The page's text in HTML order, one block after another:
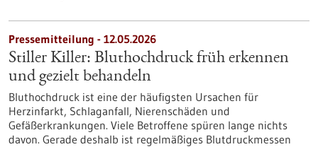
Pressemitteilung - 12.05.2026
Stiller Killer: Bluthochdruck früh erkennen
und gezielt behandeln
Bluthochdruck ist eine der häufigsten Ursachen für
Herzinfarkt, Schlaganfall, Nierenschäden und
Gefäßerkrankungen. Viele Betroffene spüren lange nichts
davon. Gerade deshalb ist regelmäßiges Blutdruckmessen